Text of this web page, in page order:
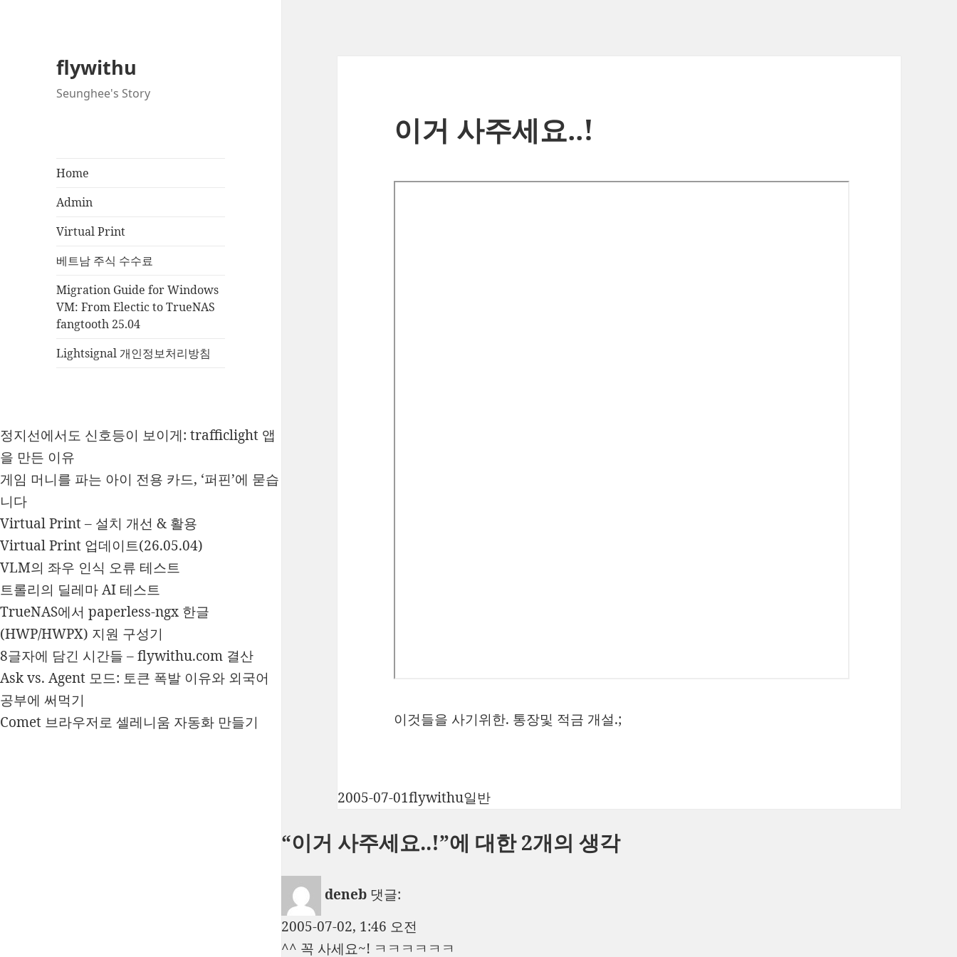
flywithu
Seunghee's Story
Home
Admin
Virtual Print
베트남 주식 수수료
Migration Guide for Windows
VM: From Electic to TrueNAS
fangtooth 25.04
Lightsignal 개인정보처리방침
정지선에서도 신호등이 보이게: trafficlight 앱
을 만든 이유
게임 머니를 파는 아이 전용 카드, ‘퍼핀’에 묻습
니다
Virtual Print – 설치 개선 & 활용
Virtual Print 업데이트(26.05.04)
VLM의 좌우 인식 오류 테스트
트롤리의 딜레마 AI 테스트
TrueNAS에서 paperless-ngx 한글
(HWP/HWPX) 지원 구성기
8글자에 담긴 시간들 – flywithu.com 결산
Ask vs. Agent 모드: 토큰 폭발 이유와 외국어
공부에 써먹기
Comet 브라우저로 셀레니움 자동화 만들기
이거 사주세요..!
이것들을 사기위한. 통장및 적금 개설.;
작
일
2005-07-01글
이
flywithu카
고
일반
“이거 사주세요..!”에 대한 2개의 생각
deneb 댓글:
2005-07-02, 1:46 오전
^^ 꼭 사세요~! ㅋㅋㅋㅋㅋㅋ